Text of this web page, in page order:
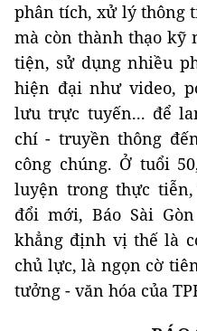
phân tích, xử lý thông
mà còn thành thạo kỹ
tiện, sử dụng nhiều
hiện đại như video,
lưu trực tuyến... để
chí - truyền thông
công chúng. Ở tuổi
luyện trong thực
đổi mới, Báo Sài
khẳng định vị thế là
chủ lực, là ngọn cờ
tưởng - văn hóa của